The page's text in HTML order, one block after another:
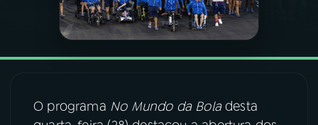
VIDEOCASTS
O programa No Mundo da Boladesta